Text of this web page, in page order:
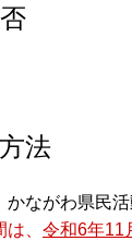
法
ながわ県民
、 令和6年11